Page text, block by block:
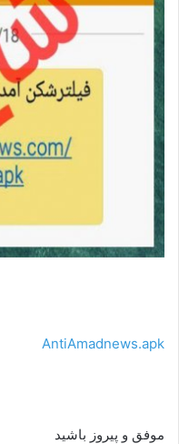
AntiAmadnews.apk
موفق و پیروز باشید